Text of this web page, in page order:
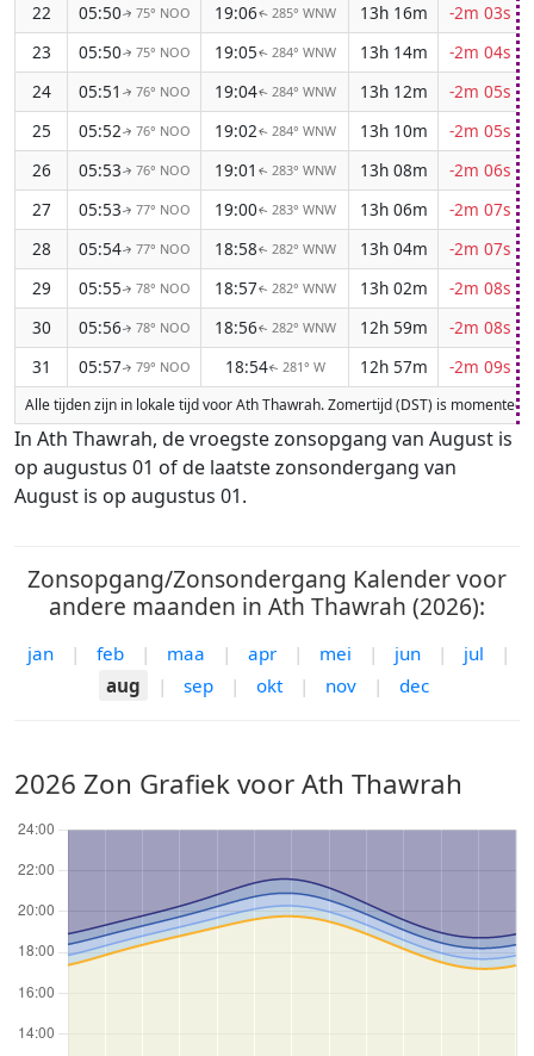
22
05:50↑ 75° NOO 19:06↑ 285° WNW 13h 16m
-2m 03s
23
05:50↑ 75° NOO 19:05↑ 284° WNW 13h 14m
-2m 04s
24
05:51 ↑ 76° NOO 19:04↑ 284° WNW 13h 12m
-2m 05s
25
05:52↑ 76° NOO 19:02↑ 284° WNW 13h 10m
-2m 05s
26
05:53↑ 76° NOO 19:01 ↑ 283° WNW 13h 08m
-2m 06s
27
05:53↑ 77° NOO 19:00↑ 283° WNW 13h 06m
-2m 07s
28
05:54↑ 77° NOO 18:58↑ 282° WNW 13h 04m
-2m 07s
29
05:55↑ 78° NOO 18:57↑ 282° WNW 13h 02m
-2m 08s
30
05:56↑ 78° NOO 18:56↑ 282° WNW 12h 59m
-2m 08s
31
05:57↑ 79° NOO 18:54↑ 281° W 12h 57m -2m 09s
Alle tijden zijn in lokale tijd voor Ath Thawrah. Zomertijd (DST) is
In Ath Thawrah, de vroegste zonsopgang van August is
op augustus 01 of de laatste zonsondergang van
August is op augustus 01.
Zonsopgang/Zonsondergang Kalender voor
andere maanden in Ath Thawrah (2026):
jan | feb | maa | apr | mei | jun | jul
|
aug
| sep | okt | nov | dec
2026 Zon Grafiek voor Ath Thawrah